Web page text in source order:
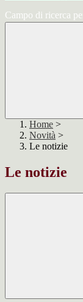
Campo di ricerca
Home >
Novità >
Le notizie
Le notizie